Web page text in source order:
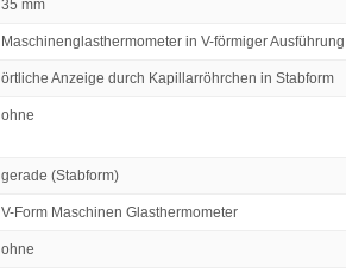
35 mm
Maschinenglasthermometer in V-förmiger Ausführung
örtliche Anzeige durch Kapillarröhrchen in Stabform
ohne
gerade (Stabform)
V-Form Maschinen Glasthermometer
ohne